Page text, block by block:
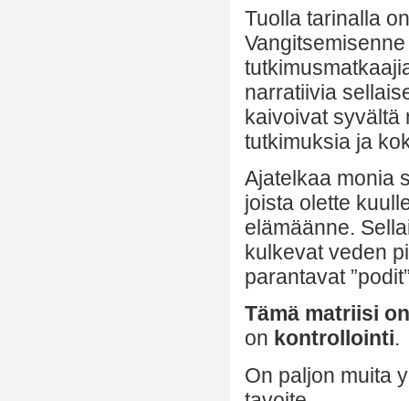
Tuolla tarinalla
narratiivia
kaivoivat syvältä
tutkimuksia ja
Ajatelkaa monia
joista olette
elämäänne.
kulkevat veden
parantavat
Tämä matriisi
on kontrollointi.
On paljon muita